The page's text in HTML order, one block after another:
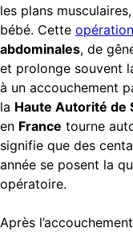
les plans
bébé. Cette opération
abdominales, de
et prolonge souvent
à un accouchement
la Haute Autorité de
en France tourne
signifie que des
année se posent la
opératoire.
Après